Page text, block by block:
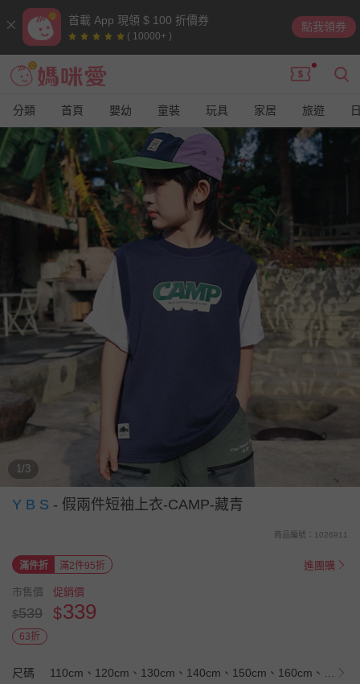
首載 App 現領 $ 100 折價券
( 10000+ )
點我領券
分類 首頁 嬰幼 童裝 玩具 家居 旅遊
1/3
Y B S - 假兩件短袖上衣-CAMP-藏青
商品編號：1026911
滿件折 滿2件95折 進團購
市售價
$539
促銷價
$339
63折
尺碼